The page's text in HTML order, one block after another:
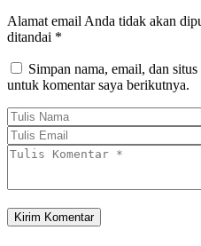
Alamat email Anda tidak akan
ditandai *
Simpan nama, email, dan
untuk komentar saya berikutnya.